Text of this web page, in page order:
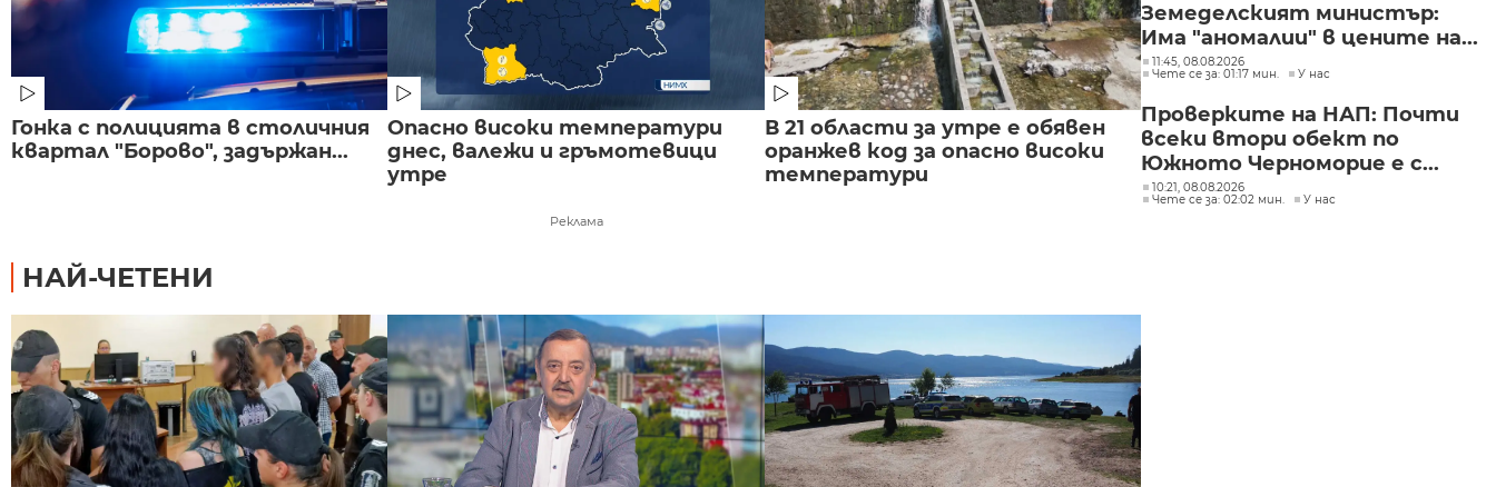
Гонка с полицията в столичния
квартал "Борово", задържан...
Опасно високи температури
днес, валежи и гръмотевици
утре
В 21 области за утре е обявен
оранжев код за опасно високи
температури
Реклама
НАЙ-ЧЕТЕНИ
Земеделският министър:
Има "аномалии" в цените на...
11:45, 08.08.2026
Чете се за: 01:17 мин.
У нас
Проверките на НАП: Почти
всеки втори обект по
Южното Черноморие е с...
10:21, 08.08.2026
Чете се за: 02:02 мин.
У нас